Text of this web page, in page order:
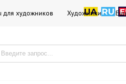
для художников Художники